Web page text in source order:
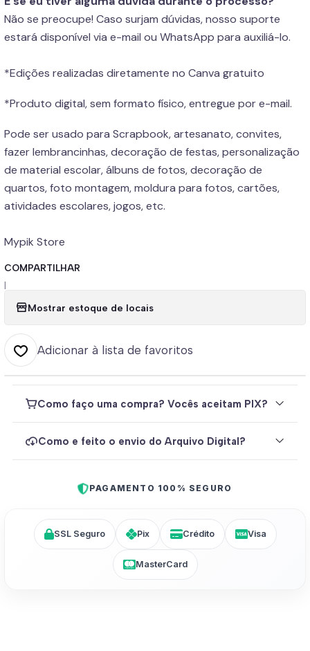
Não se preocupe! Caso surjam dúvidas, nosso suporte
estará disponível via e-mail ou WhatsApp para auxiliá-lo.
*Edições realizadas diretamente no Canva gratuito
*Produto digital, sem formato físico, entregue por e-mail.
Pode ser usado para Scrapbook, artesanato, convites,
fazer lembrancinhas, decoração de festas, personalização
de material escolar, álbuns de fotos, decoração de
quartos, foto montagem, moldura para fotos, cartões,
atividades escolares, jogos, etc.
Mypik Store
COMPARTILHAR
|
Mostrar estoque de locais
Adicionar à lista de favoritos
Como faço uma compra? Vocês aceitam PIX?
Como e feito o envio do Arquivo Digital?
PAGAMENTO 100% SEGURO
SSL Seguro Pix Crédito Visa
MasterCard